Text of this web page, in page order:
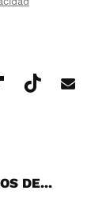
DE...